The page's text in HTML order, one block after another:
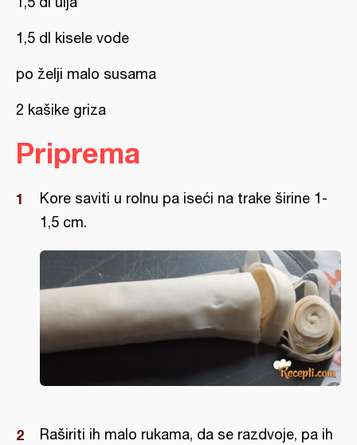
1,5 dl kisele vode
po želji malo susama
2 kašike griza
Priprema
Kore saviti u rolnu pa iseći na trake širine 1-
1,5 cm.
Raširiti ih malo rukama, da se razdvoje, pa ih